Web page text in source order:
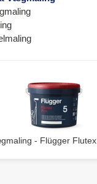
- Flügger